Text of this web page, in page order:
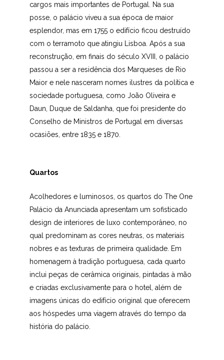
cargos mais importantes de Portugal. Na sua
posse, o palácio viveu a sua época de maior
esplendor, mas em 1755 o edifício ficou destruído
com o terramoto que atingiu Lisboa. Após a sua
reconstrução, em finais do século XVIII, o palácio
passou a ser a residência dos Marqueses de Rio
Maior e nele nasceram nomes ilustres da política e
sociedade portuguesa, como João Oliveira e
Daun, Duque de Saldanha, que foi presidente do
Conselho de Ministros de Portugal em diversas
ocasiões, entre 1835 e 1870.
Quartos
Acolhedores e luminosos, os quartos do The One
Palácio da Anunciada apresentam um sofisticado
design de interiores de luxo contemporâneo, no
qual predominam as cores neutras, os materiais
nobres e as texturas de primeira qualidade. Em
homenagem à tradição portuguesa, cada quarto
inclui peças de cerâmica originais, pintadas à mão
e criadas exclusivamente para o hotel, além de
imagens únicas do edifício original que oferecem
aos hóspedes uma viagem através do tempo da
história do palácio.